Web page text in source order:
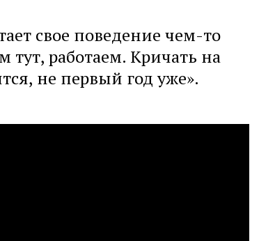
свое поведение чем-то
работаем. Кричать на
не первый год уже».